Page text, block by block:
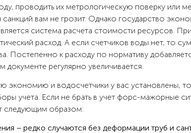
проводить их метрологическую поверку или
санкций вам не грозит. Однако государство
система расчета стоимости ресурсов.
расход. А если счетчиков воды нет, то
Постепенно к расходу по нормативу
регулярно увеличивается.
экономию и водосчетчики у вас установлены,
учета. Если не брать в учет форс-мажорные
следующим образом:
– редко случаются без деформации труб и